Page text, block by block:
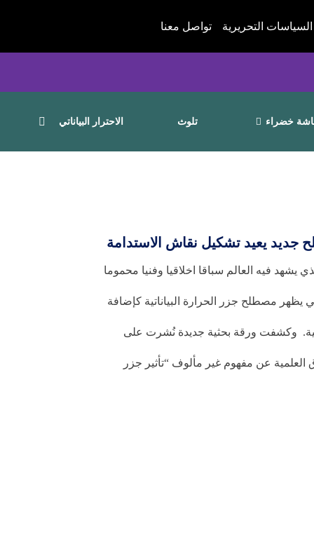
السياسات التحريرية تواصل معنا
خضراء تلوث الاحترار البياناتي
جديد يعيد تشكيل نقاش الاستدامة
فيه العالم سباقا اخلاقيا وفنيا محموما
يظهر مصطلح جزر الحرارة البياناتية كإضافة
وكشفت ورقة بحثية جديدة نُشرت على
عن مفهوم غير مألوف “تأثير جزر